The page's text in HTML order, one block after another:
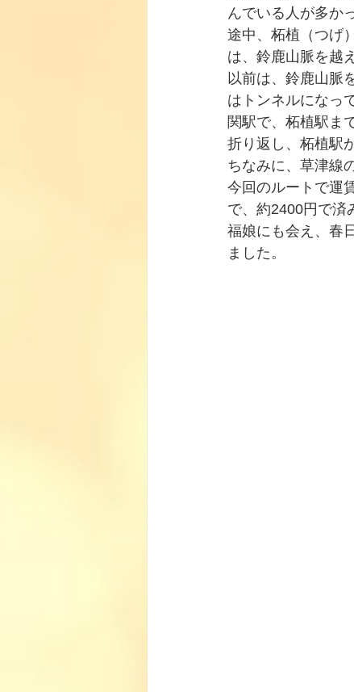
んでいる人が多か
途中、柘植（つげ
は、鈴鹿山脈を越
以前は、鈴鹿山脈
はトンネルになっ
関駅で、柘植駅ま
折り返し、柘植駅
ちなみに、草津線
今回のルートで運
で、約2400円で済
福娘にも会え、春
ました。